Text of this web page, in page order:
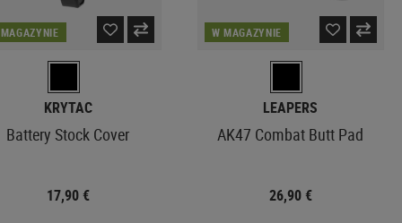
KRYTAC
Battery Stock Cover
17,90 €
W MAGAZYNIE
LEAPERS
AK47 Combat Butt Pad
26,90 €